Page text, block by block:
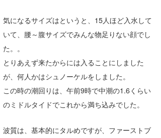
気になるサイズはというと、15人ほど入水して
いて、腰～腹サイズでみんな物足りない顔でし
た。。
とりあえず来たからには入ることにしました
が、何人かはシュノーケルをしました。
この時の潮回りは、午前9時で中潮の1.6くらい
のミドルタイドでこれから満ち込みでした。
波質は、基本的にタルめですが、ファーストブ
chappy